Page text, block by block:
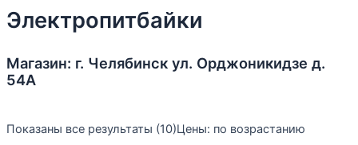
Электропитбайки
Магазин: г. Челябинск ул. Орджоникидзе д.
54А
Показаны все результаты (10)Цены: по возрастанию